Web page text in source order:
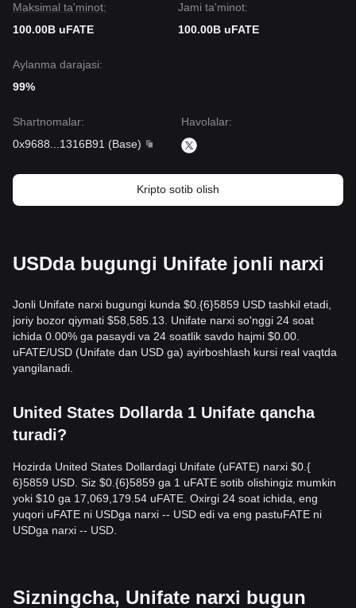
Maksimal ta'minot:
100.00B uFATE
Jami ta'minot:
100.00B uFATE
Aylanma darajasi:
99%
Shartnomalar:
0x9688
1316B91 (Base)
Havolalar:
Kripto sotib olish
USDda bugungi Unifate jonli narxi
Jonli Unifate narxi bugungi kunda $0.{​6}5859 USD tashkil etadi,
joriy bozor qiymati $58,585.13. Unifate narxi so'nggi 24 soat
ichida 0.00% ga pasaydi va 24 soatlik savdo hajmi $0.00.
uFATE/USD (Unifate dan USD ga) ayirboshlash kursi real vaqtda
yangilanadi.
United States Dollarda 1 Unifate qancha
turadi?
Hozirda United States Dollardagi Unifate (uFATE) narxi $0.{​
6}5859 USD. Siz $0.{​6}5859 ga 1 uFATE sotib olishingiz mumkin
yoki $10 ga 17,069,179.54 uFATE. Oxirgi 24 soat ichida, eng
yuqori uFATE ni USDga narxi -- USD edi va eng pastuFATE ni
USDga narxi -- USD.
Sizningcha, Unifate narxi bugun